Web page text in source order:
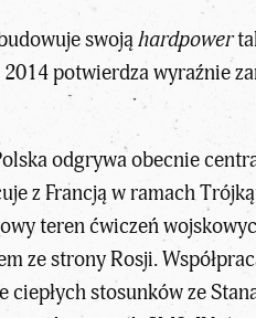
swojąhardpower
2014 potwierdza wyraźnie
odgrywa obecnie
z Francją w ramach
teren ćwiczeń
ze strony Rosji.
ciepłych stosunków ze